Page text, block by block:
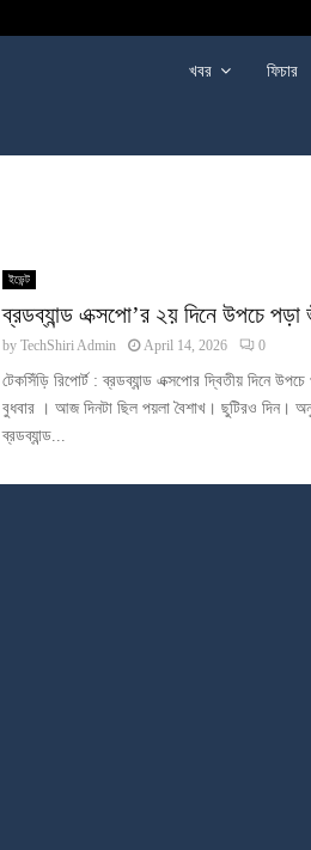
খবর ফিচার
ইভেন্ট
ব্রডব্যান্ড এক্সপো’র ২য় দিনে উপচে পড়া
by TechShiri Admin April 14, 2026 0
টেকসিঁড়ি রিপোর্ট : ব্রডব্যান্ড এক্সপোর দ্বিতীয় দিনে উপচে
বুধবার । আজ দিনটা ছিল পয়লা বৈশাখ। ছুটিরও দিন।
ব্রডব্যান্ড...